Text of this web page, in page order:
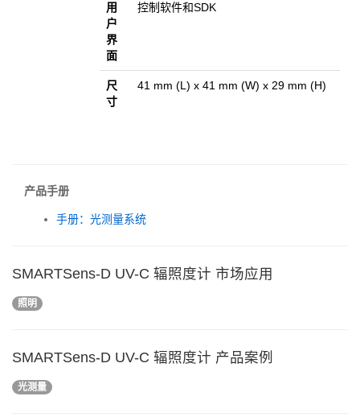
用
户
界
面
控制软件和SDK
尺
寸
41 mm (L) x 41 mm (W) x 29 mm (H)
产品手册
手册：光测量系统
SMARTSens-D UV-C 辐照度计 市场应用
照明
SMARTSens-D UV-C 辐照度计 产品案例
光测量